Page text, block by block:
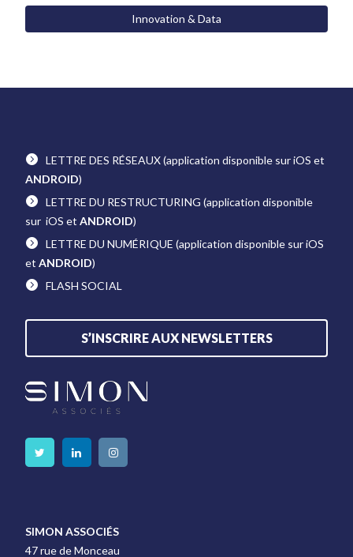
Innovation & Data
LETTRE DES RÉSEAUX(application disponible sur iOS et
ANDROID)
LETTRE DU RESTRUCTURING (application disponible
sur iOS etANDROID)
LETTRE DU NUMÉRIQUE (application disponible sur iOS
etANDROID)
FLASH SOCIAL
S’INSCRIRE AUX NEWSLETTERS
SIMON ASSOCIÉS
47 rue de Monceau